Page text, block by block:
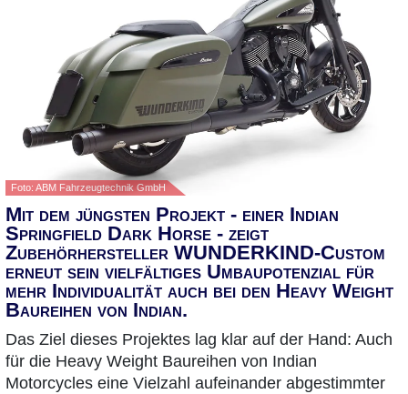
Foto: ABM Fahrzeugtechnik GmbH
Mit dem jüngsten Projekt - einer Indian
Springfield Dark Horse - zeigt
Zubehörhersteller WUNDERKIND-Custom
erneut sein vielfältiges Umbaupotenzial für
mehr Individualität auch bei den Heavy Weight
Baureihen von Indian.
Das Ziel dieses Projektes lag klar auf der Hand: Auch
für die Heavy Weight Baureihen von Indian
Motorcycles eine Vielzahl aufeinander abgestimmter